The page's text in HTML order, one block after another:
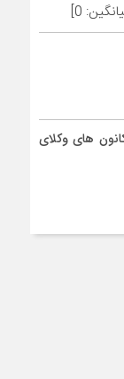
0
]
های وکلای